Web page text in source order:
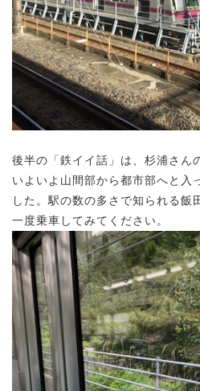
後半の「鉄イイ話」は、杉浦さん
いよいよ山間部から都市部へと入
した。駅の数の多さで知られる飯
一度乗車してみてください。